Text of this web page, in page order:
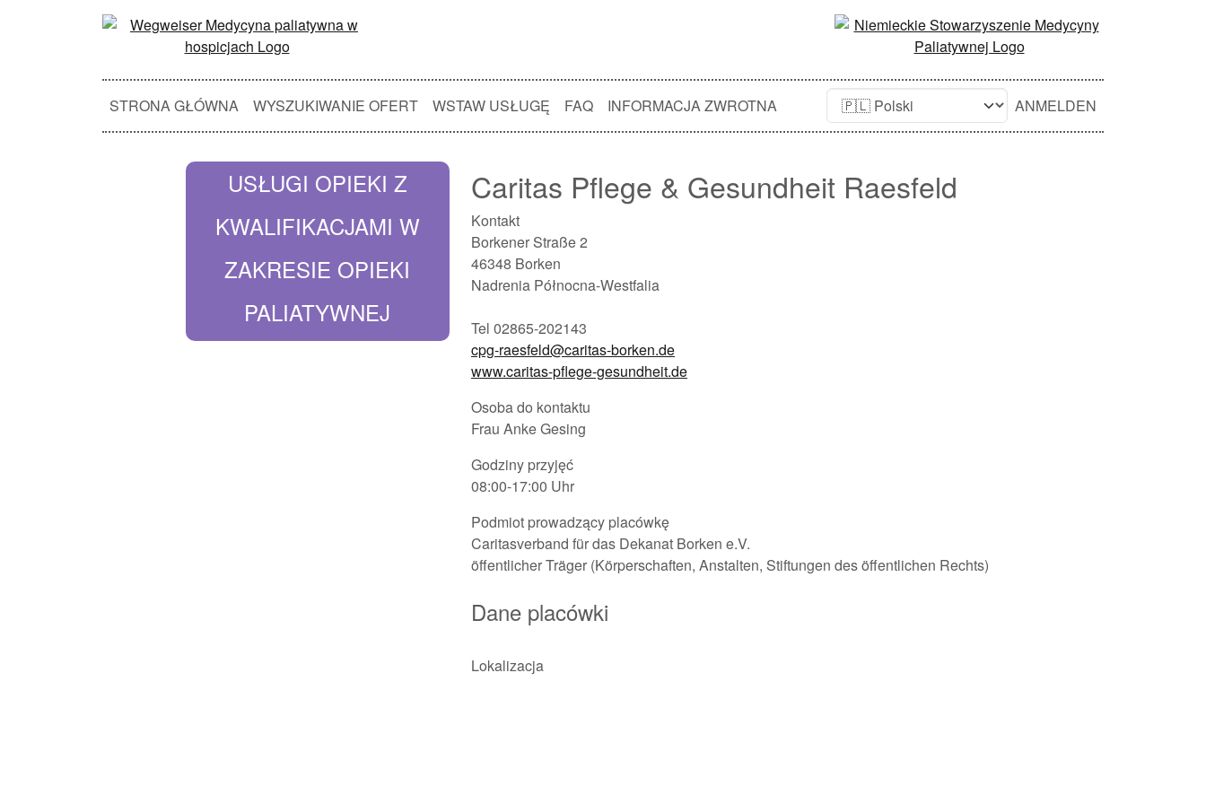
STRONA GŁÓWNA WYSZUKIWANIE OFERT WSTAW USŁUGĘ FAQ INFORMACJA ZWROTNA ANMELDEN
USŁUGI OPIEKI Z
KWALIFIKACJAMI W
ZAKRESIE OPIEKI
PALIATYWNEJ
Caritas Pflege & Gesundheit Raesfeld
Kontakt
Borkener Straße 2
46348 Borken
Nadrenia Północna-Westfalia
Tel 02865-202143
cpg-raesfeld@caritas-borken.de
www.caritas-pflege-gesundheit.de
Osoba do kontaktu
Frau Anke Gesing
Godziny przyjęć
08:00-17:00 Uhr
Podmiot prowadzący placówkę
Caritasverband für das Dekanat Borken e.V.
öffentlicher Träger (Körperschaften, Anstalten, Stiftungen des öffentlichen Rechts)
Dane placówki
Lokalizacja